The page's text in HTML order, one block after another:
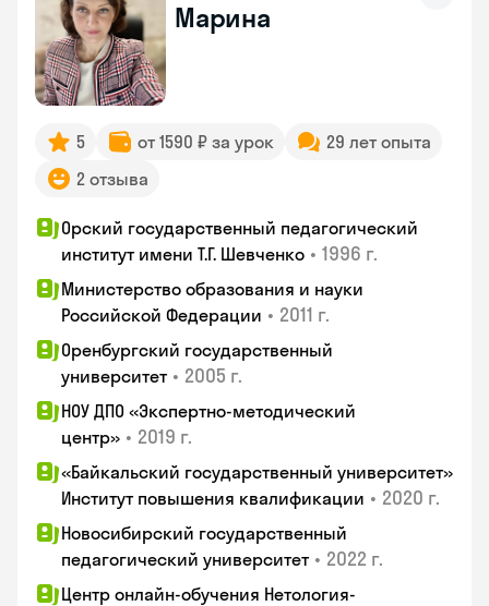
Марина
5 от 1590 ₽ за урок
29 лет опыта
2 отзыва
Орский государственный педагогический
институт имени Т.Г. Шевченко • 1996 г.
Министерство образования и науки
Российской Федерации • 2011 г.
Оренбургский государственный
университет • 2005 г.
НОУ ДПО «Экспертно-методический
центр» • 2019 г.
«Байкальский государственный университет»
Институт повышения квалификации • 2020 г.
Новосибирский государственный
педагогический университет • 2022 г.
Центр онлайн-обучения Нетология-